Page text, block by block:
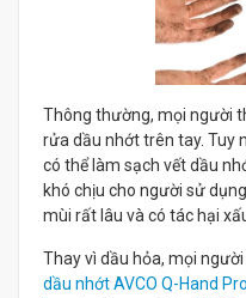
Thông thường, mọi người
rửa dầu nhớt trên tay. Tuy
có thể làm sạch vết dầu
khó chịu cho người sử
mùi rất lâu và có tác hại
Thay vì dầu hỏa, mọi
dầu nhớt AVCO Q-Hand Pro